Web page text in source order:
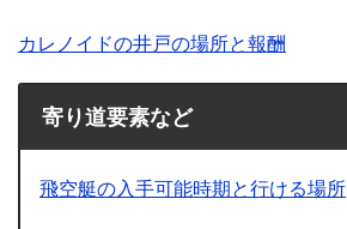
カレノイドの井戸の場所と報酬
寄り道要素など
飛空艇の入手可能時期と行ける場所